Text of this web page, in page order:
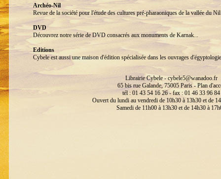
Archéo-Nil
Revue de la société pour l'étude des cultures pré-pharaoniques de la vallée du
DVD
Découvrez notre série de DVD consacrés aux monuments de Karnak...
Editions
Cybele est aussi une maison d'édition spécialisée dans les ouvrages
Librairie Cybele - cybele5@wanadoo.fr
65 bis rue Galande, 75005 Paris - Plan
tél : 01 43 54 16 26 - fax : 01 46 33 96 84
Ouvert du lundi au vendredi de 10h30 à 13h30 et de
Samedi de 11h00 à 13h30 et de 14h30 à